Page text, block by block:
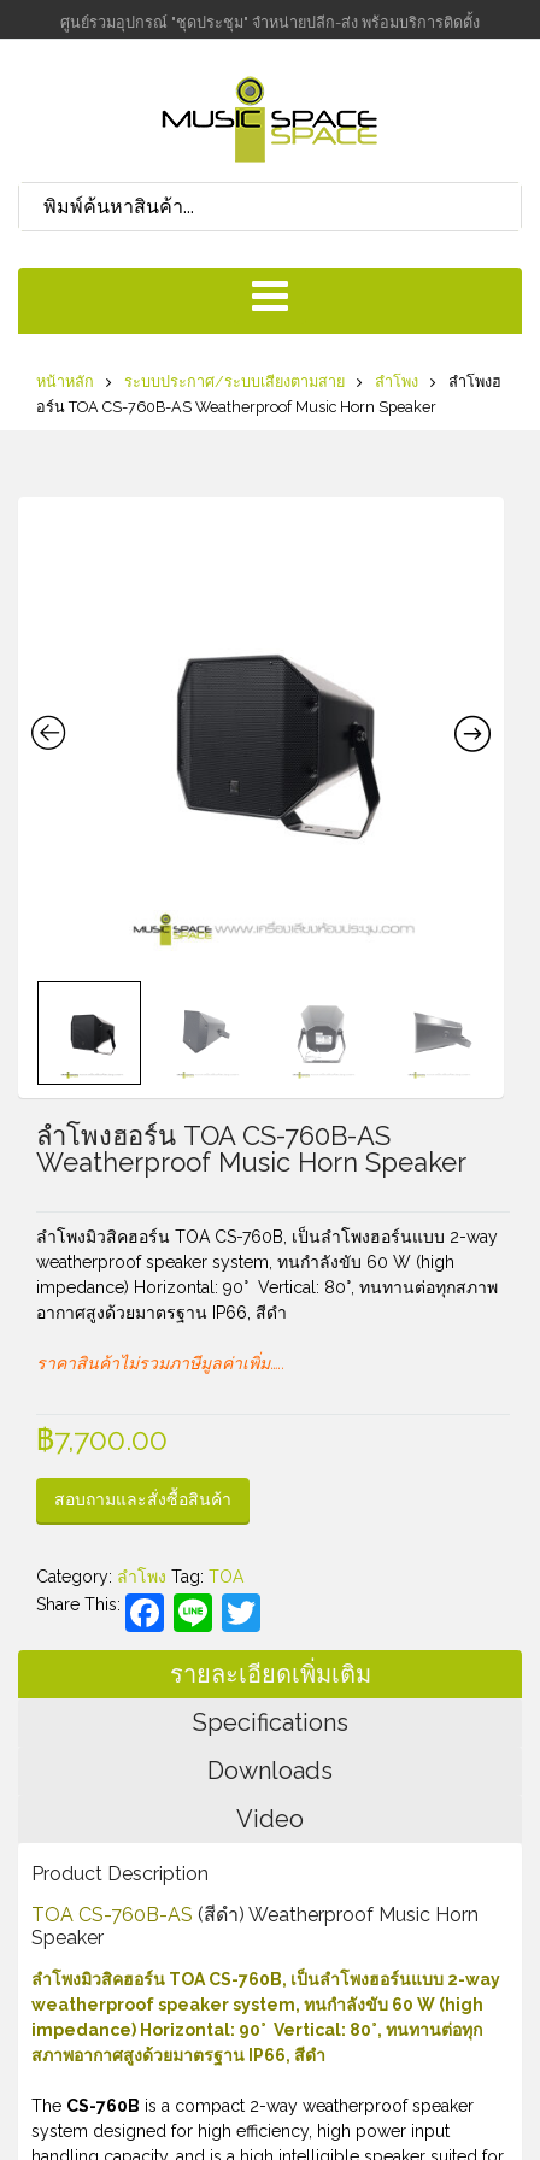
ศูนย์รวมอุปกรณ์ "ชุดประชุม" จำหน่ายปลีก-ส่ง พร้อมบริการติดตั้ง
หน้าหลัก ระบบประกาศ/ระบบเสียงตามสาย ลำโพง
ลำโพงฮ
อร์น TOA CS-760B-AS Weatherproof Music Horn Speaker
ลำโพงฮอร์น TOA CS-760B-AS
Weatherproof Music Horn Speaker
ลำโพงมิวสิคฮอร์น TOA CS-760B, เป็นลำโพงฮอร์นแบบ 2-way
weatherproof speaker system, ทนกำลังขับ 60 W (high
impedance) Horizontal: 90° Vertical: 80°, ทนทานต่อทุกสภาพ
อากาศสูงด้วยมาตรฐาน IP66, สีดำ
ราคาสินค้าไม่รวมภาษีมูลค่าเพิ่ม…..
฿7,700.00
สอบถามและสั่งซื้อสินค้า
Category: ลำโพง Tag: TOA
Share This:
Facebook
Line
รายละเอียดเพิ่มเติม
Specifications
Downloads
Video
Product Description
TOA CS-760B-AS (สีดำ) Weatherproof Music Horn
Speaker
ลำโพงมิวสิคฮอร์น TOA CS-760B, เป็นลำโพงฮอร์นแบบ 2-way
weatherproof speaker system, ทนกำลังขับ 60 W (high
impedance) Horizontal: 90° Vertical: 80°, ทนทานต่อทุก
สภาพอากาศสูงด้วยมาตรฐาน
IP66, สีดำ
The CS-760B is a compact 2-way weatherproof speaker
system designed for high efficiency, high power input